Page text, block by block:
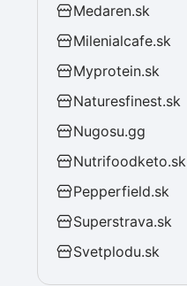
Medaren.sk
Milenialcafe.sk
Myprotein.sk
Naturesfinest.sk
Nugosu.gg
Nutrifoodketo.sk
Pepperfield.sk
Superstrava.sk
Svetplodu.sk